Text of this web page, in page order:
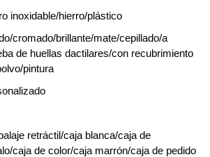
inoxidable/hierro/plástico
cromado/brillante/mate/cepillado/a
de huellas dactilares/con recubrimiento
pintura
retráctil/caja blanca/caja de
caja de color/caja marrón/caja de pedido